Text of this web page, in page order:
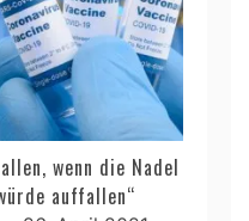
wenn die Nadel
auffallen“